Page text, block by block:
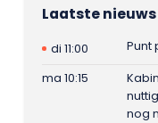
Laatste nieuws
di 11:00
Punt
ma 10:15
nog